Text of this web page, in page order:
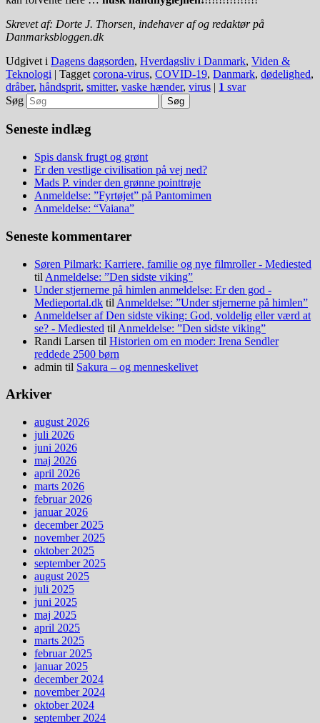
Skrevet af: Dorte J. Thorsen, indehaver af og redaktør på
Danmarksbloggen.dk
Udgivet i Dagens dagsorden, Hverdagsliv i Danmark, Viden &
Teknologi | Tagget corona-virus, COVID-19, Danmark, dødelighed,
dråber, håndsprit, smitter, vaske hænder, virus | 1 svar
Søg
Seneste indlæg
Spis dansk frugt og grønt
Er den vestlige civilisation på vej ned?
Mads P. vinder den grønne pointtrøje
Anmeldelse: ”Fyrtøjet” på Pantomimen
Anmeldelse: “Vaiana”
Seneste kommentarer
Søren Pilmark: Karriere, familie og nye filmroller - Mediested
til Anmeldelse: ”Den sidste viking”
Under stjernerne på himlen anmeldelse: Er den god -
Medieportal.dk til Anmeldelse: ”Under stjernerne på himlen”
Anmeldelser af Den sidste viking: God, voldelig eller værd at
se? - Mediested til Anmeldelse: ”Den sidste viking”
Randi Larsen til Historien om en moder: Irena Sendler
reddede 2500 børn
admin til Sakura – og menneskelivet
Arkiver
august 2026
juli 2026
juni 2026
maj 2026
april 2026
marts 2026
februar 2026
januar 2026
december 2025
november 2025
oktober 2025
september 2025
august 2025
juli 2025
juni 2025
maj 2025
april 2025
marts 2025
februar 2025
januar 2025
december 2024
november 2024
oktober 2024
september 2024